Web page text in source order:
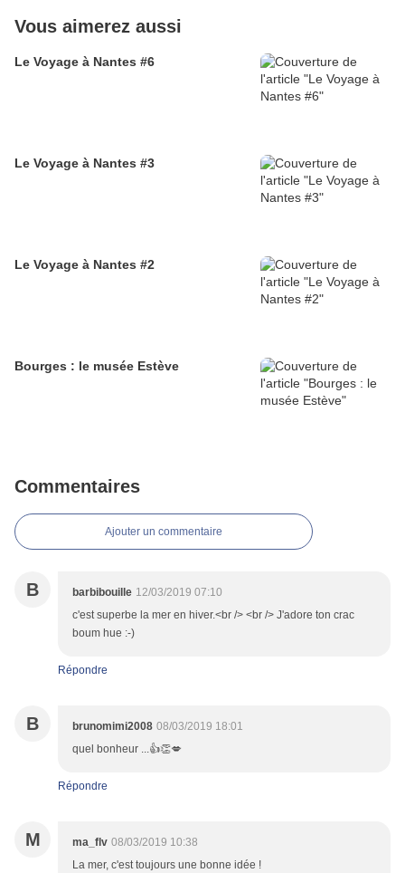
Vous aimerez aussi
Le Voyage à Nantes #6
Le Voyage à Nantes #3
Le Voyage à Nantes #2
Bourges : le musée Estève
Commentaires
Ajouter un commentaire
B barbibouille 12/03/2019 07:10
c'est superbe la mer en hiver.<br /> <br /> J'adore ton crac
boum hue :-)
Répondre
B brunomimi2008 08/03/2019 18:01
quel bonheur ...👍👏💋
Répondre
M ma_flv 08/03/2019 10:38
La mer, c'est toujours une bonne idée !